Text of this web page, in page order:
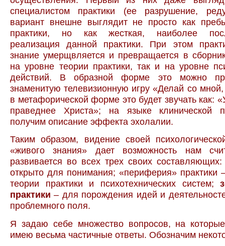
специалистом практики (ее разрушение,
вариант внешне выглядит не просто как
практики, но как жесткая, наиболее
реализация данной практики. При этом
знание умерщвляется и превращается в
на уровне теории практики, так и на уровне
действий. В образной форме это можно
знаменитую телевизионную игру «Делай со
в метафорической форме это будет звучать как:
праведнее Христа»; на языке клинической
получим описание эффекта эхолалии.
Таким образом, видение своей
«живого знания» дает возможность нам
развивается во всех трех своих
открыто для понимания; «периферия» практики
теории практики и психотехнических систем;
практики – для порождения идей и
проблемного поля.
Я задаю себе множество вопросов, на
имею весьма частичные ответы. Обозначим